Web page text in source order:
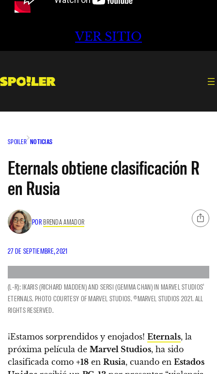
VER SITIO
SPOILER NOTICIAS
Eternals obtiene clasificación R
en Rusia
POR BRENDA AMADOR
27 DE SEPTIEMBRE, 2021
(L-R): IKARIS (RICHARD MADDEN) AND SERSI (GEMMA CHAN) IN MARVEL STUDIOS'
ETERNALS. PHOTO COURTESY OF MARVEL STUDIOS. ©MARVEL STUDIOS 2021. ALL
RIGHTS RESERVED.
¡Estamos sorprendidos y enojados! Eternals, la
próxima película de Marvel Studios, ha sido
clasificada como +18 en Rusia, cuando en Estados